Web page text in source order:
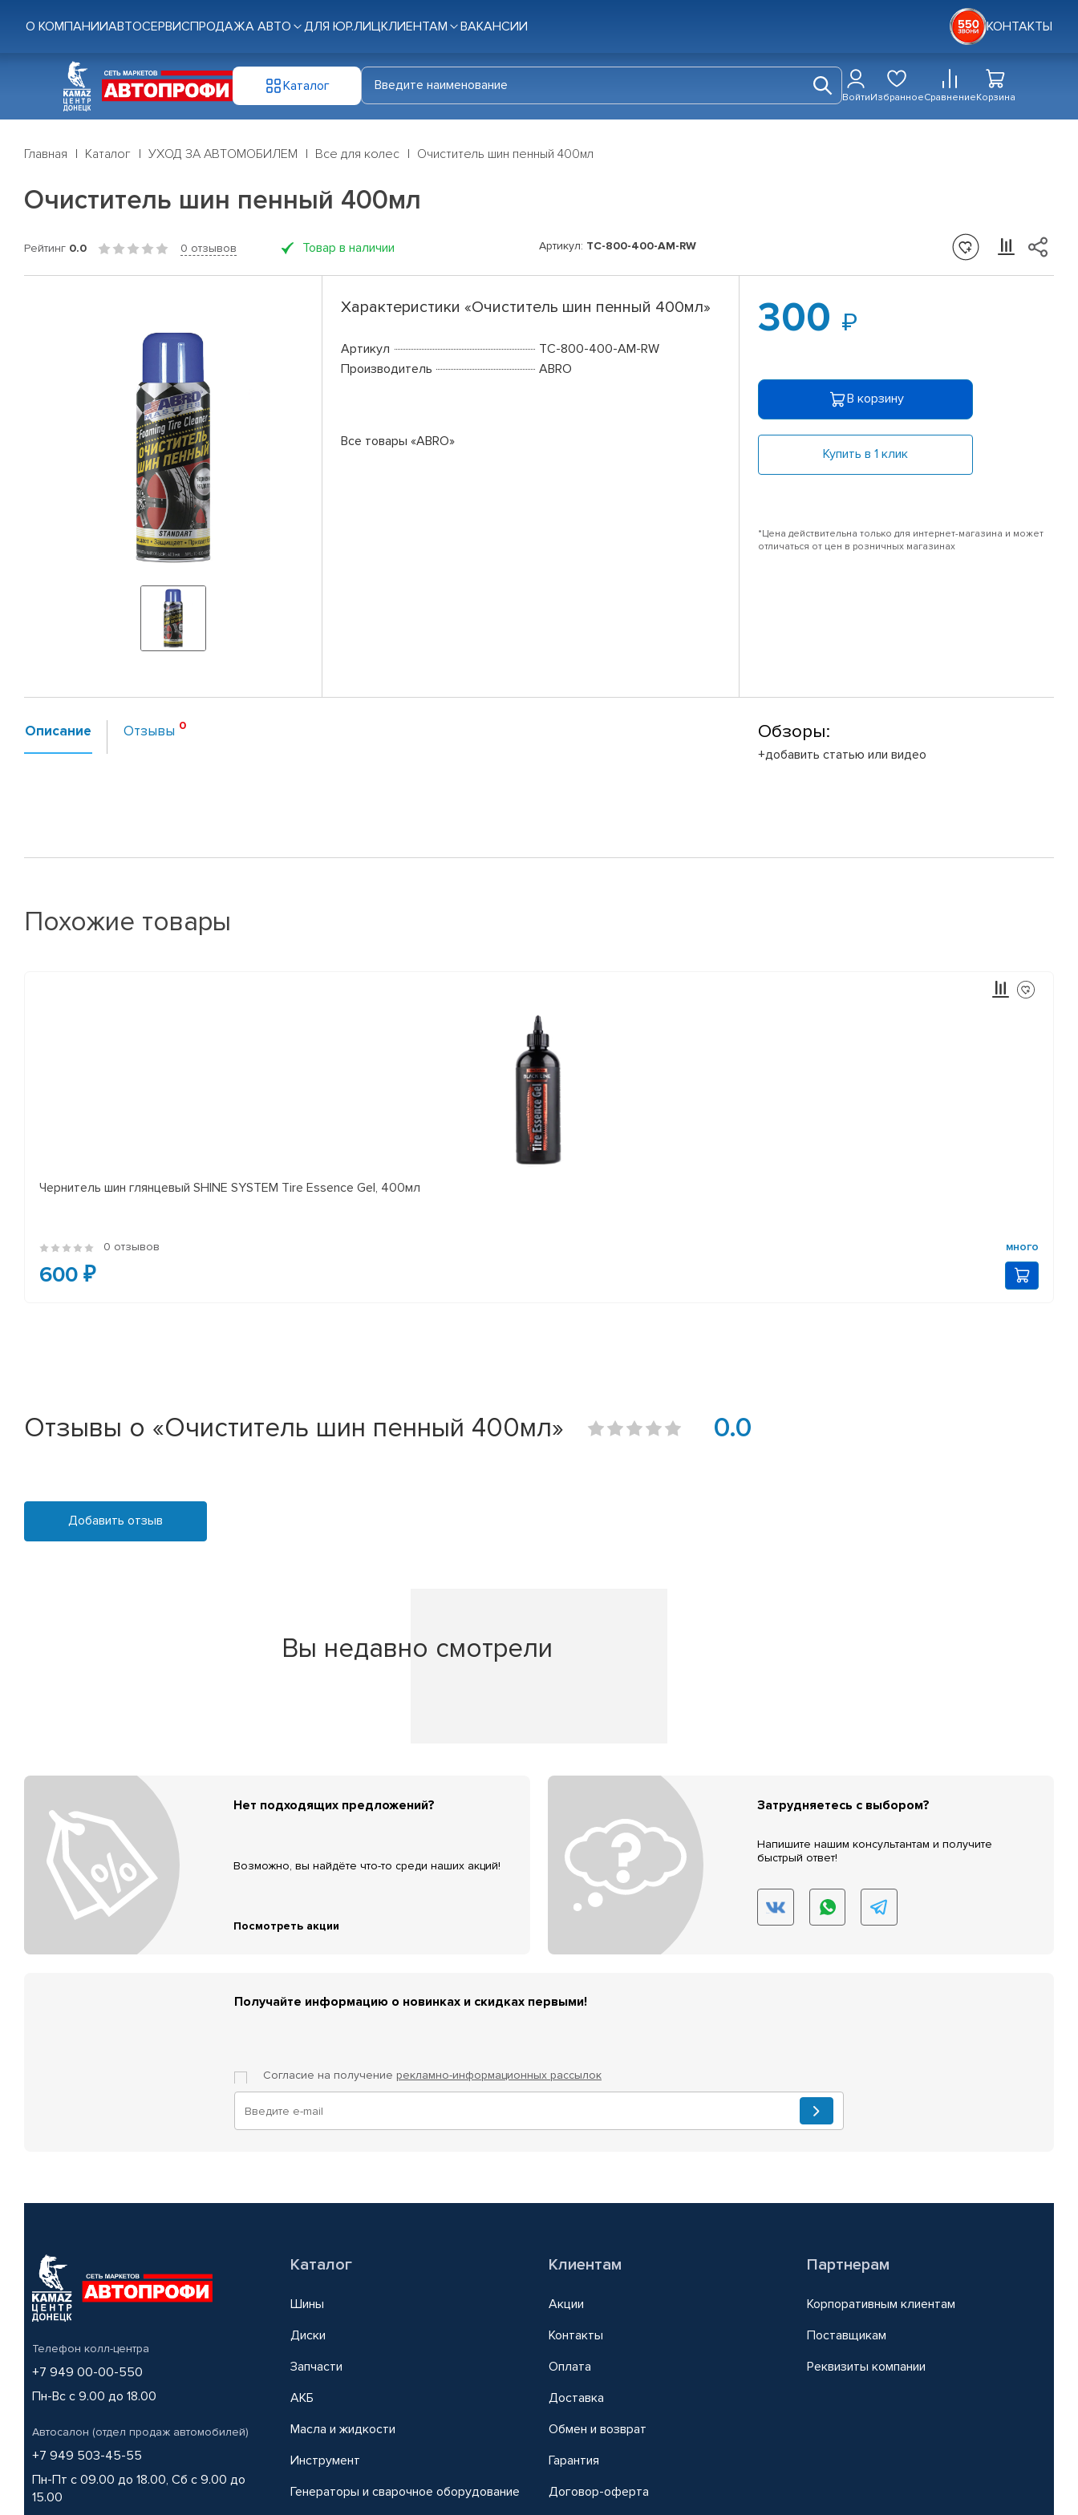
О КОМПАНИИАВТОСЕРВИСПРОДАЖА АВТО ДЛЯ ЮР.ЛИЦКЛИЕНТАМ ВАКАНСИИ КОНТАКТЫ
Каталог
ВойтиИзбранноеСравнениеКорзина
Главная Каталог УХОД ЗА АВТОМОБИЛЕМ Все для колес Очиститель шин пенный 400мл
Очиститель шин пенный 400мл
Рейтинг 0.0 0 отзывов Товар в наличии Артикул: TC-800-400-AM-RW
Характеристики «Очиститель шин пенный 400мл»
Артикул
TC-800-400-AM-RW
Производитель
ABRO
Все товары «ABRO»
300
В корзину
Купить в 1 клик
*Цена действительна только для интернет-магазина и может
отличаться от цен в розничных магазинах
Описание Отзывы Обзоры:
+добавить статью или видео
Похожие товары
Чернитель шин глянцевый SHINE SYSTEM Tire Essence Gel, 400мл
0 отзывов много
600 ₽
Отзывы о «Очиститель шин пенный 400мл» 0.0
Добавить отзыв
Вы недавно смотрели
Нет подходящих предложений?
Возможно, вы найдёте что-то среди наших акций!
Посмотреть акции
Затрудняетесь с выбором?
Напишите нашим консультантам и получите
быстрый ответ!
Получайте информацию о новинках и скидках первыми!
Согласие на получение рекламно-информационных рассылок
Телефон колл-центра
+7 949 00-00-550
Пн-Вс с 9.00 до 18.00
Автосалон (отдел продаж автомобилей)
+7 949 503-45-55
Пн-Пт с 09.00 до 18.00, Сб с 9.00 до
15.00
Каталог
Шины
Диски
Запчасти
АКБ
Масла и жидкости
Инструмент
Генераторы и сварочное оборудование
Клиентам
Акции
Контакты
Оплата
Доставка
Обмен и возврат
Гарантия
Договор-оферта
Партнерам
Корпоративным клиентам
Поставщикам
Реквизиты компании